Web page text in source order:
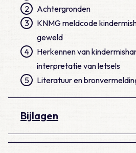
2
Achtergronden
3
KNMG meldcode
geweld
4
Herkennen van
interpretatie van letsels
5
Literatuur en
Bijlagen